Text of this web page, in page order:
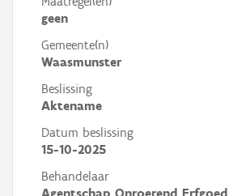
geen
Gemeente(n)
Waasmunster
Beslissing
Aktename
Datum beslissing
15-10-2025
Behandelaar